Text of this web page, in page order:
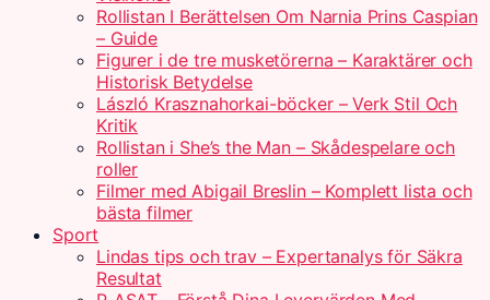
Rollistan I Berättelsen Om Narnia Prins Caspian
– Guide
Figurer i de tre musketörerna – Karaktärer och
Historisk Betydelse
László Krasznahorkai-böcker – Verk Stil Och
Kritik
Rollistan i She’s the Man – Skådespelare och
roller
Filmer med Abigail Breslin – Komplett lista och
bästa filmer
Sport
Lindas tips och trav – Expertanalys för Säkra
Resultat